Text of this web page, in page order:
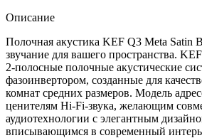
Описание
Полочная акустика KEF Q3 Meta Satin
звучание для вашего пространства.
2‑полосные полочные акустические
фазоинвертором, созданные для
комнат средних размеров. Модель
ценителям Hi‑Fi‑звука, желающим
аудиотехнологии с элегантным
вписывающимся в современный